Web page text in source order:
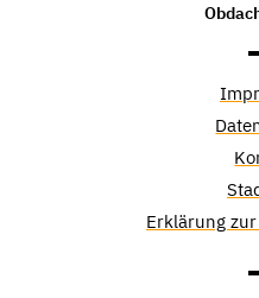
Erklärung